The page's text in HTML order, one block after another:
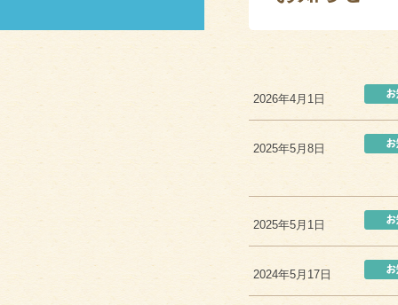
2026年4月1日
2025年5月8日
2025年5月1日
2024年5月17日